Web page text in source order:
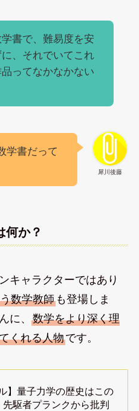
書で、難易度を安
、それでいてこれ
ってなかなかない
犀川後藤
学書だって
何か？
キャラクターではあり
数学教師も登場しま
に、 数学をより深く理
くれる人物です。
】量子力学の歴史はこの
先駆者プランクから批判